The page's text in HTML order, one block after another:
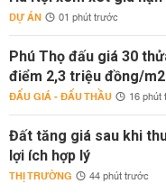
DỰ ÁN 01 phút trước
Phú Thọ đấu giá 30
điểm 2,3 triệu đồng/m2
ĐẤU GIÁ - ĐẤU THẦU 16
Đất tăng giá sau khi
lợi ích hợp lý
THỊ TRƯỜNG 44 phút trước